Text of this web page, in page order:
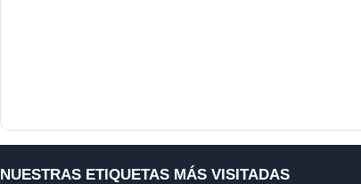
NUESTRAS ETIQUETAS MÁS VISITADAS